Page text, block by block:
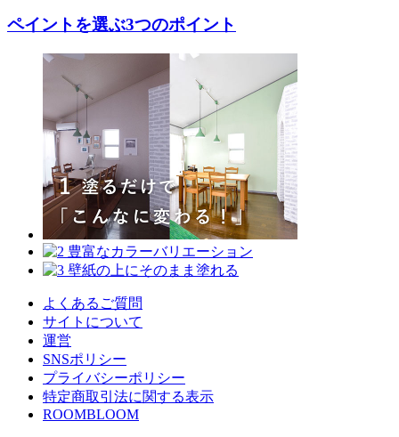
ペイントを選ぶ3つのポイント
よくあるご質問
サイトについて
運営
SNSポリシー
プライバシーポリシー
特定商取引法に関する表示
ROOMBLOOM